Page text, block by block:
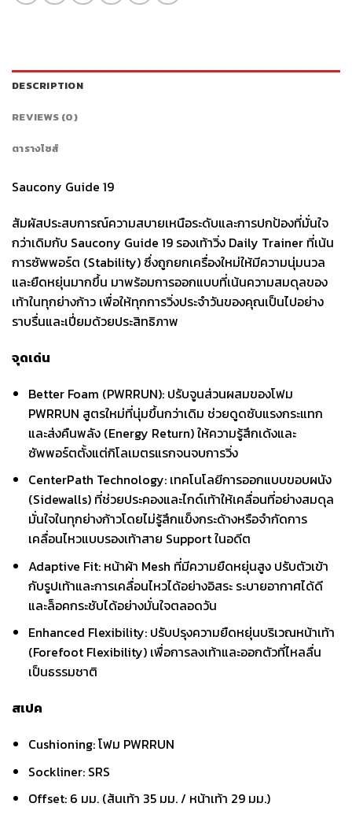
DESCRIPTION
REVIEWS (0)
ตารางไซส์
Saucony Guide 19
สัมผัสประสบการณ์ความสบายเหนือระดับและการปกป้องที่มั่นใจ
กว่าเดิมกับ Saucony Guide 19 รองเท้าวิ่ง Daily Trainer ที่เน้น
การซัพพอร์ต (Stability) ซึ่งถูกยกเครื่องใหม่ให้มีความนุ่มนวล
และยืดหยุ่นมากขึ้น มาพร้อมการออกแบบที่เน้นความสมดุลของ
เท้าในทุกย่างก้าว เพื่อให้ทุกการวิ่งประจำวันของคุณเป็นไปอย่าง
ราบรื่นและเปี่ยมด้วยประสิทธิภาพ
จุดเด่น
Better Foam (PWRRUN): ปรับจูนส่วนผสมของโฟม
PWRRUN สูตรใหม่ที่นุ่มขึ้นกว่าเดิม ช่วยดูดซับแรงกระแทก
และส่งคืนพลัง (Energy Return) ให้ความรู้สึกเด้งและ
ซัพพอร์ตตั้งแต่กิโลเมตรแรกจนจบการวิ่ง
CenterPath Technology: เทคโนโลยีการออกแบบขอบผนัง
(Sidewalls) ที่ช่วยประคองและไกด์เท้าให้เคลื่อนที่อย่างสมดุล
มั่นใจในทุกย่างก้าวโดยไม่รู้สึกแข็งกระด้างหรือจำกัดการ
เคลื่อนไหวแบบรองเท้าสาย Support ในอดีต
Adaptive Fit: หน้าผ้า Mesh ที่มีความยืดหยุ่นสูง ปรับตัวเข้า
กับรูปเท้าและการเคลื่อนไหวได้อย่างอิสระ ระบายอากาศได้ดี
และล็อคกระชับได้อย่างมั่นใจตลอดวัน
Enhanced Flexibility: ปรับปรุงความยืดหยุ่นบริเวณหน้าเท้า
(Forefoot Flexibility) เพื่อการลงเท้าและออกตัวที่ไหลลื่น
เป็นธรรมชาติ
สเปค
Cushioning: โฟม PWRRUN
Sockliner: SRS
Offset: 6 มม. (ส้นเท้า 35 มม. / หน้าเท้า 29 มม.)